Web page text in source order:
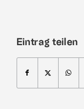
Eintrag teilen